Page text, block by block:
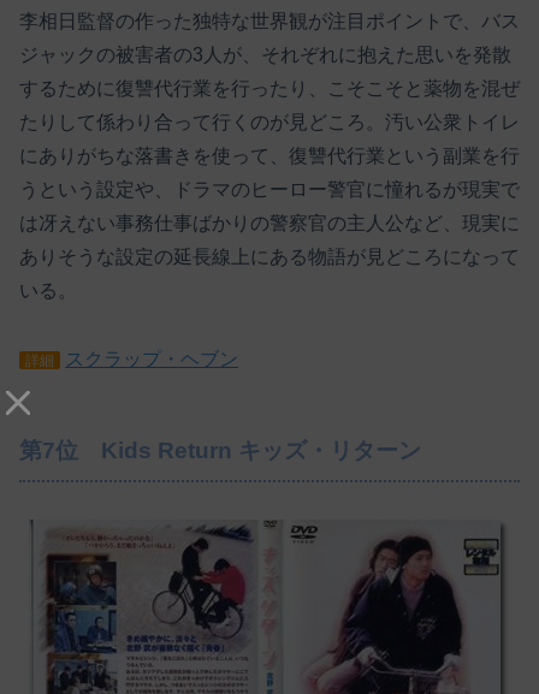
李相日監督の作った独特な世界観が注目ポイントで、バス
ジャックの被害者の3人が、それぞれに抱えた思いを発散
するために復讐代行業を行ったり、こそこそと薬物を混ぜ
たりして係わり合って行くのが見どころ。汚い公衆トイレ
にありがちな落書きを使って、復讐代行業という副業を行
うという設定や、ドラマのヒーロー警官に憧れるが現実で
は冴えない事務仕事ばかりの警察官の主人公など、現実に
ありそうな設定の延長線上にある物語が見どころになって
いる。
詳細 スクラップ・ヘブン
第7位 Kids Return キッズ・リターン